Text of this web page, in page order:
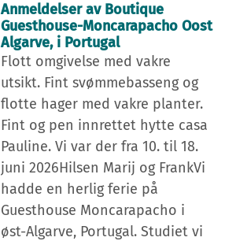
Anmeldelser av Boutique
Guesthouse-Moncarapacho Oost
Algarve, i Portugal
Flott omgivelse med vakre
utsikt. Fint svømmebasseng og
flotte hager med vakre planter.
Fint og pen innrettet hytte casa
Pauline. Vi var der fra 10. til 18.
juni 2026Hilsen Marij og FrankVi
hadde en herlig ferie på
Guesthouse Moncarapacho i
øst-Algarve, Portugal. Studiet vi